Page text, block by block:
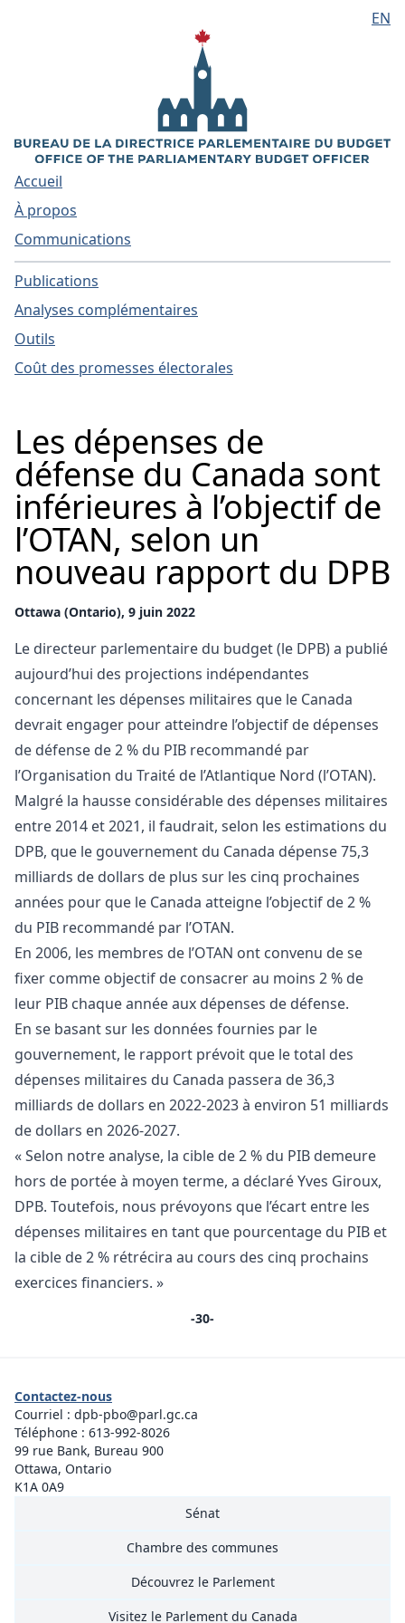
Aller au contenu principal
EN
Accueil
À propos
Communications
Publications
Analyses complémentaires
Outils
Coût des promesses électorales
Les dépenses de
défense du Canada sont
inférieures à l’objectif de
l’OTAN, selon un
nouveau rapport du DPB
Ottawa (Ontario), 9 juin 2022
Le directeur parlementaire du budget (le DPB) a publié
aujourd’hui des projections indépendantes
concernant les dépenses militaires que le Canada
devrait engager pour atteindre l’objectif de dépenses
de défense de 2 % du PIB recommandé par
l’Organisation du Traité de l’Atlantique Nord (l’OTAN).
Malgré la hausse considérable des dépenses militaires
entre 2014 et 2021, il faudrait, selon les estimations du
DPB, que le gouvernement du Canada dépense 75,3
milliards de dollars de plus sur les cinq prochaines
années pour que le Canada atteigne l’objectif de 2 %
du PIB recommandé par l’OTAN.
En 2006, les membres de l’OTAN ont convenu de se
fixer comme objectif de consacrer au moins 2 % de
leur PIB chaque année aux dépenses de défense.
En se basant sur les données fournies par le
gouvernement, le rapport prévoit que le total des
dépenses militaires du Canada passera de 36,3
milliards de dollars en 2022-2023 à environ 51 milliards
de dollars en 2026-2027.
« Selon notre analyse, la cible de 2 % du PIB demeure
hors de portée à moyen terme, a déclaré Yves Giroux,
DPB. Toutefois, nous prévoyons que l’écart entre les
dépenses militaires en tant que pourcentage du PIB et
la cible de 2 % rétrécira au cours des cinq prochains
exercices financiers. »
-30-
Sénat
Chambre des communes
Découvrez le Parlement
Visitez le Parlement du Canada
Contactez-nous
Courriel : dpb-pbo@parl.gc.ca
Téléphone : 613-992-8026
99 rue Bank, Bureau 900
Ottawa, Ontario
K1A 0A9